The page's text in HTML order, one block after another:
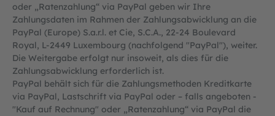
oder „Ratenzahlung“ via PayPal geben wir Ihre
Zahlungsdaten im Rahmen der Zahlungsabwicklung an die
PayPal (Europe) S.a.r.l. et Cie, S.C.A., 22-24 Boulevard
Royal, L-2449 Luxembourg (nachfolgend "PayPal"), weiter.
Die Weitergabe erfolgt nur insoweit, als dies für die
Zahlungsabwicklung erforderlich ist.
PayPal behält sich für die Zahlungsmethoden Kreditkarte
via PayPal, Lastschrift via PayPal oder – falls angeboten -
"Kauf auf Rechnung" oder „Ratenzahlung“ via PayPal die